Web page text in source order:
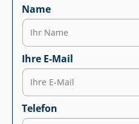
Name
Ihre E-Mail
Telefon